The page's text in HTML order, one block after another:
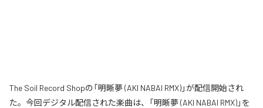
The Soil Record Shopの「明晰夢 (AKI NABAI RMX)」が配信開始され
た。今回デジタル配信された楽曲は、「明晰夢 (AKI NABAI RMX)」を